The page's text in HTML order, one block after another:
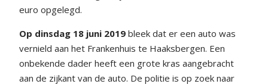
euro opgelegd.
Op dinsdag 18 juni 2019 bleek dat er een auto was
vernield aan het Frankenhuis te Haaksbergen. Een
onbekende dader heeft een grote kras aangebracht
aan de zijkant van de auto. De politie is op zoek naar